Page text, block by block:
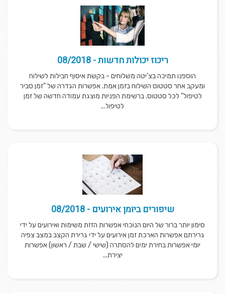
ריכוז יכולות חדשות - 08/2018
הוספנו תמיכה בצ'יטה משלוחים - בקשת איסוף חבילות לשילוח
ומעקב אחר סטטוס השילוח בזמן אמת. אפשרות הגדרה של "זמן סביר
לטיפול" לכל סטטוס. ברשימת הפניות מוצגת עמודה חדשה של זמן
לטיפול...
שיפורים ביומן אירועים - 08/2018
סימון יותר ברור של היום הנוכחי אפשרות הזזת משימות ואירועים על ידי
גרירתם אפשרות הארכת זמן אירועים על ידי גרירת הקצב במצב צפיה
יומי אפשרות בחירת ימים להסתרה (שישי / שבת / ראשון) אפשרות
יצירת...